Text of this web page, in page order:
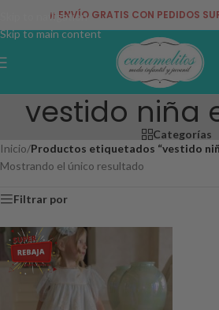
Skip to navigation
Skip to main content
¡¡ ENVÍO GRATIS CON PEDIDOS
vestido niña
Categorías
Inicio/Productos etiquetados “vestido
Mostrando el único resultado
Filtrar por